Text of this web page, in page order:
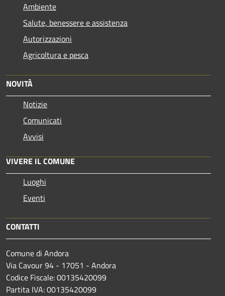
Ambiente
Salute, benessere e assistenza
Autorizzazioni
Agricoltura e pesca
NOVITÀ
Notizie
Comunicati
Avvisi
VIVERE IL COMUNE
Luoghi
Eventi
CONTATTI
Comune di Andora
Via Cavour 94 - 17051 - Andora
Codice Fiscale: 00135420099
Partita IVA: 00135420099